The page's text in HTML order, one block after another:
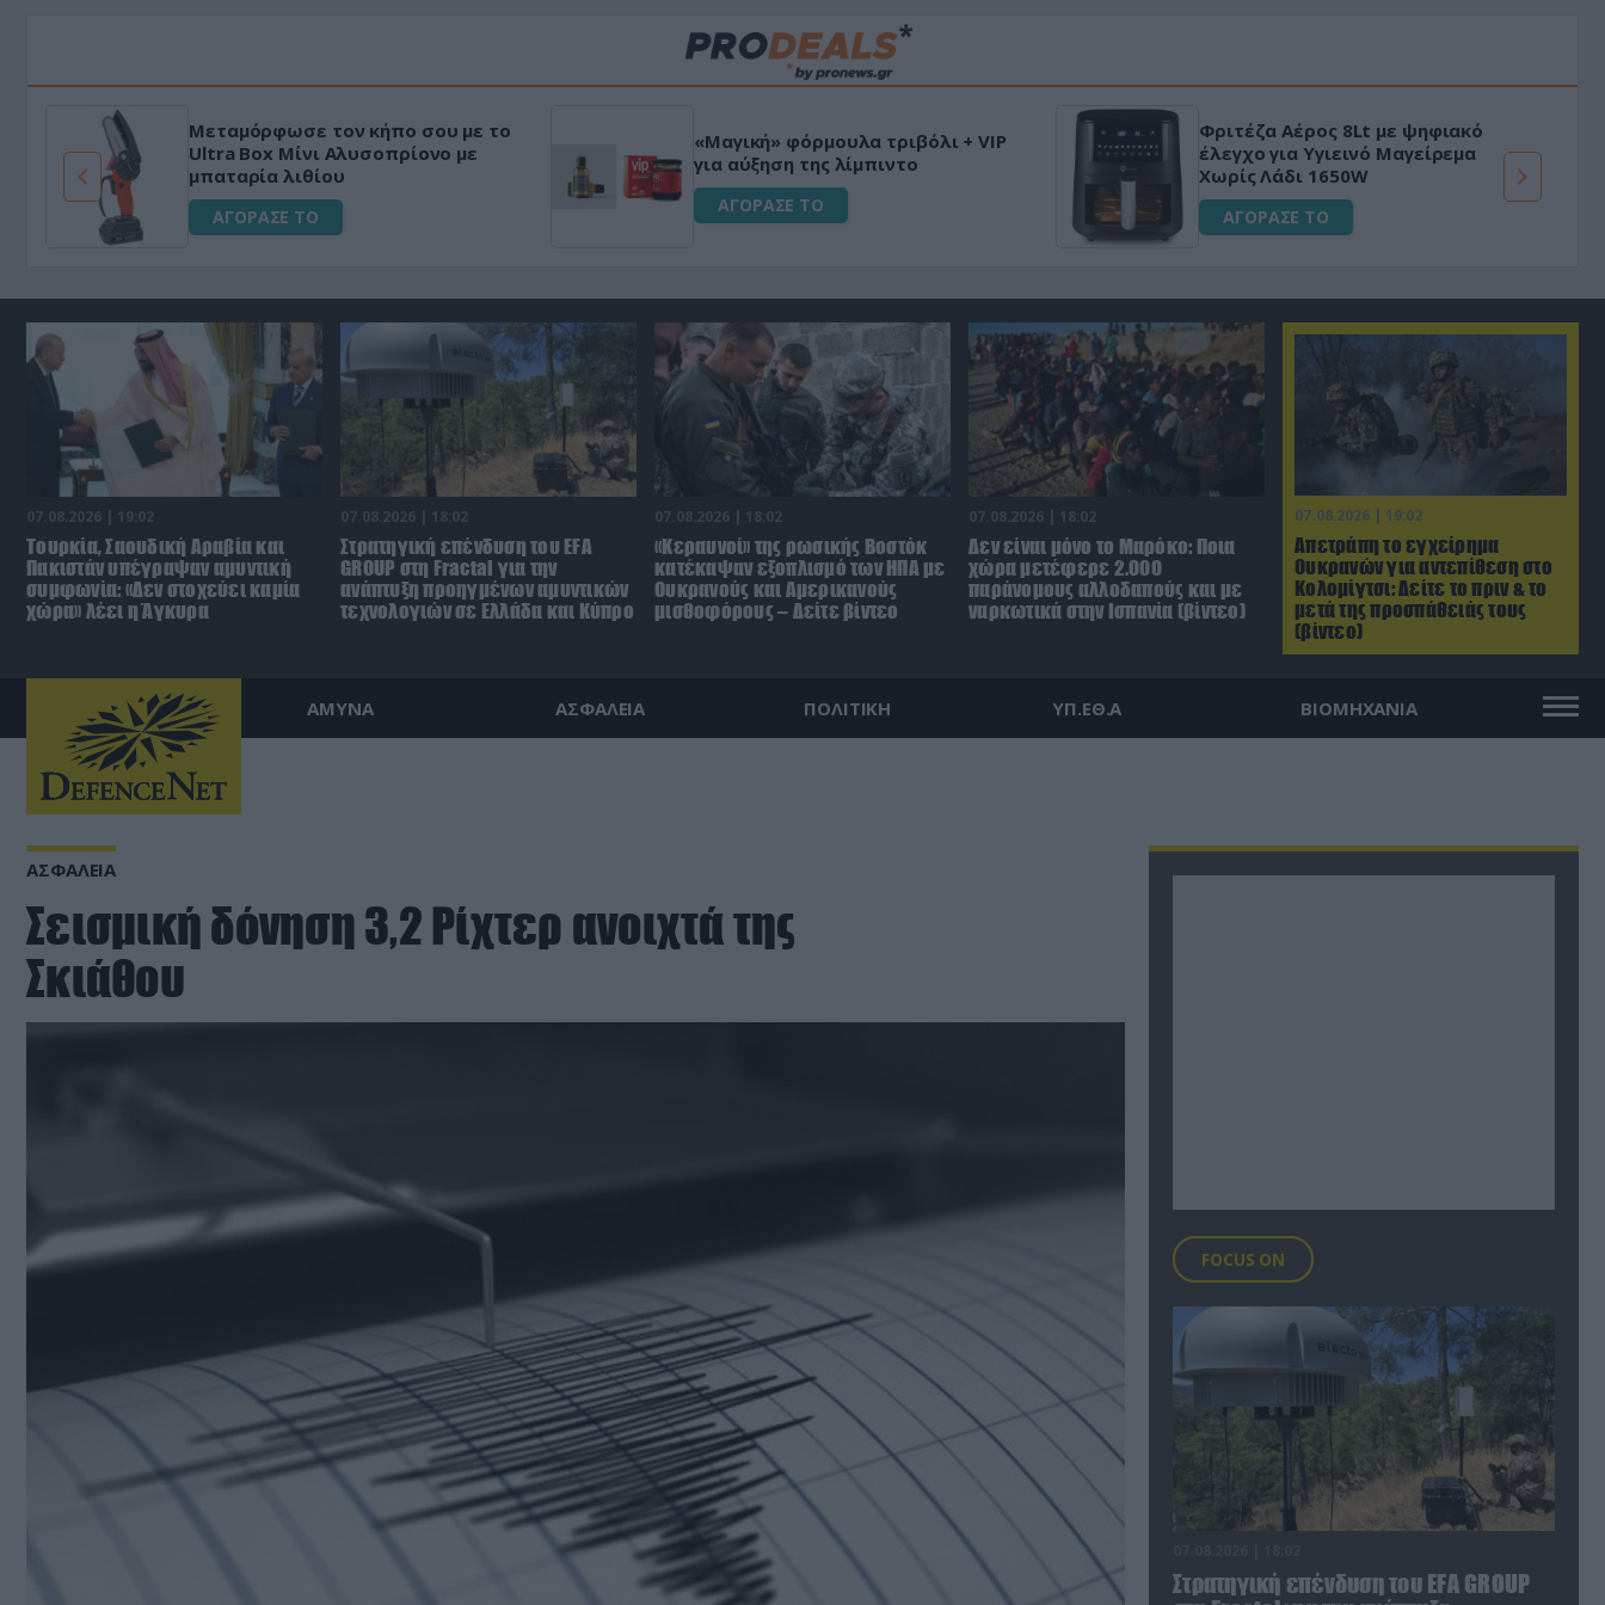
Μεταμόρφωσε τον κήπο σου με το
Ultra Box Μίνι Αλυσοπρίονο με
μπαταρία λιθίου
ΑΓΟΡΑΣΕ ΤΟ
«Μαγική» φόρμουλα τριβόλι + VIP
για αύξηση της λίμπιντο
ΑΓΟΡΑΣΕ ΤΟ
Φριτέζα Αέρος 8Lt με ψηφιακό
έλεγχο για Υγιεινό Μαγείρεμα
Χωρίς Λάδι 1650W
ΑΓΟΡΑΣΕ ΤΟ
07.08.2026 | 19:02
Απετράπη το εγχείρημα
Ουκρανών για αντεπίθεση στο
Κολομίγτσι: Δείτε το πριν & το
μετά της προσπάθειάς τους
(βίντεο)
07.08.2026 | 19:02
Τουρκία, Σαουδική Αραβία και
Πακιστάν υπέγραψαν αμυντική
συμφωνία: «Δεν στοχεύει καμία
χώρα» λέει η Άγκυρα
07.08.2026 | 18:02
Στρατηγική επένδυση του EFA
GROUP στη Fractal για την
ανάπτυξη προηγμένων αμυντικών
τεχνολογιών σε Ελλάδα και Κύπρο
07.08.2026 | 18:02
«Κεραυνοί» της ρωσικής Βοστόκ
κατέκαψαν εξοπλισμό των ΗΠΑ με
Ουκρανούς και Αμερικανούς
μισθοφόρους – Δείτε βίντεο
07.08.2026 | 18:02
Δεν είναι μόνο το Μαρόκο: Ποια
χώρα μετέφερε 2.000
παράνομους αλλοδαπούς και με
ναρκωτικά στην Ισπανία (βίντεο)
ΑΜΥΝΑ ΑΣΦΑΛΕΙΑ ΠΟΛΙΤΙΚΗ ΥΠ.ΕΘ.Α ΒΙΟΜΗΧΑΝΙΑ
ΑΣΦΑΛΕΙΑ
Σεισμική δόνηση 3,2 Ρίχτερ ανοιχτά της
Σκιάθου
FOCUS ON
Στρατηγική επένδυση του EFA GROUP